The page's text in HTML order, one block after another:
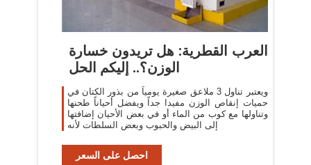
العرب القطرية: هل تريدون خسارة
الوزن؟.. إليكم الحل
ويعتبر تناول 3 ملاعق صغيرة يومياً من بذور الكتان في
حميات إنقاص الوزن مفيدا جداً ويفضل أحياناً طحنها
وتناولها مع كوب من الماء أو في بعض الأحيان إضافتها
إلى البيض والحبوب وبعض السلطات لأنه
احصل على السعر